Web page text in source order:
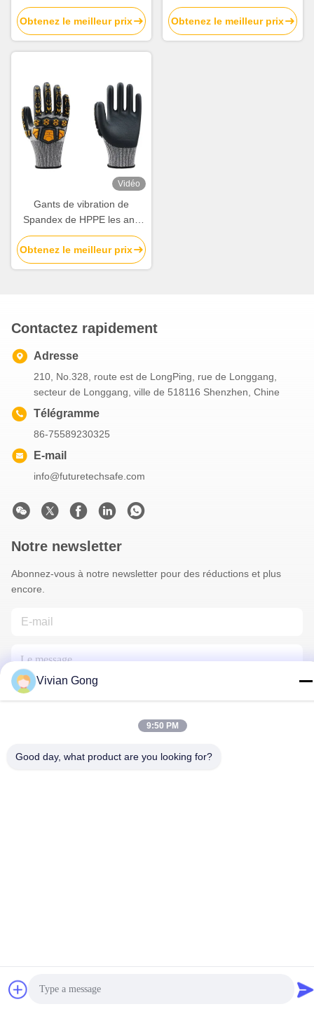
enduit de nitriles pour
l'entreposage
Obtenez le meilleur prix
Gants de protection contre
les coupures
Obtenez le meilleur prix
Vidéo
Gants de vibration de
Spandex de HPPE les anti
saisissent m XXL de
résistance à l'abrasion
Obtenez le meilleur prix
Contactez rapidement
Adresse
210, No.328, route est de LongPing, rue de Longgang,
secteur de Longgang, ville de 518116 Shenzhen, Chine
Télégramme
86-75589230325
E-mail
info@futuretechsafe.com
Notre newsletter
Abonnez-vous à notre newsletter pour des réductions et plus
encore.
Vivian Gong
9:50 PM
Good day, what product are you looking for?